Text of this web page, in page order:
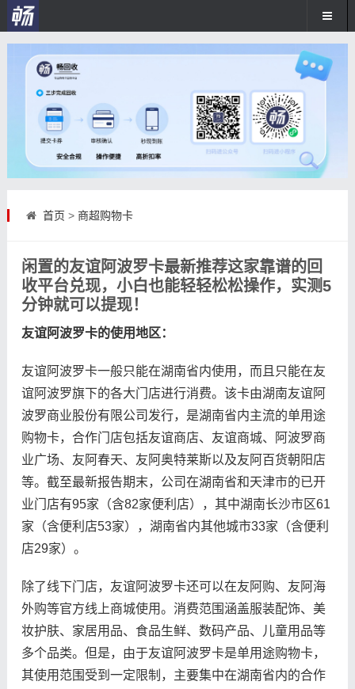
首页 > 商超购物卡
闲置的友谊阿波罗卡最新推荐这家靠谱的回
收平台兑现，小白也能轻轻松松操作，实测5
分钟就可以提现！
友谊阿波罗卡的使用地区：
友谊阿波罗卡一般只能在湖南省内使用，而且只能在友
谊阿波罗旗下的各大门店进行消费。该卡由湖南友谊阿
波罗商业股份有限公司发行，是湖南省内主流的单用途
购物卡，合作门店包括友谊商店、友谊商城、阿波罗商
业广场、友阿春天、友阿奥特莱斯以及友阿百货朝阳店
等。截至最新报告期末，公司在湖南省和天津市的已开
业门店有95家（含82家便利店），其中湖南长沙市区61
家（含便利店53家），湖南省内其他城市33家（含便利
店29家）。
除了线下门店，友谊阿波罗卡还可以在友阿购、友阿海
外购等官方线上商城使用。消费范围涵盖服装配饰、美
妆护肤、家居用品、食品生鲜、数码产品、儿童用品等
多个品类。但是，由于友谊阿波罗卡是单用途购物卡，
其使用范围受到一定限制，主要集中在湖南省内的合作